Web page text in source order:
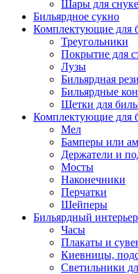
Шары для
Бильярдное сукно
Комплектующие для
Треугольники
Покрытие для
Лузы
Бильярдная
Бильярдные
Щетки для
Комплектующие для
Мел
Бамперы или
Держатели и
Мосты
Наконечники
Перчатки
Шейперы
Бильярдный интерьер
Часы
Плакаты и
Киевницы,
Светильники